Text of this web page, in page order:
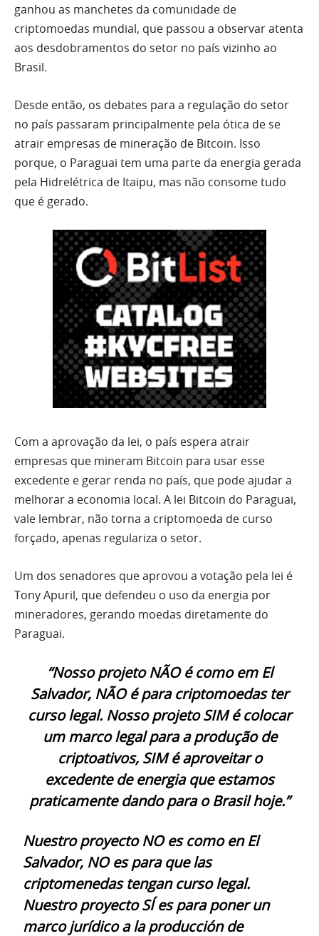
ganhou as manchetes da comunidade de
criptomoedas mundial, que passou a observar atenta
aos desdobramentos do setor no país vizinho ao
Brasil.
Desde então, os debates para a regulação do setor
no país passaram principalmente pela ótica de se
atrair empresas de mineração de Bitcoin. Isso
porque, o Paraguai tem uma parte da energia gerada
pela Hidrelétrica de Itaipu, mas não consome tudo
que é gerado.
Com a aprovação da lei, o país espera atrair
empresas que mineram Bitcoin para usar esse
excedente e gerar renda no país, que pode ajudar a
melhorar a economia local. A lei Bitcoin do Paraguai,
vale lembrar, não torna a criptomoeda de curso
forçado, apenas regulariza o setor.
Um dos senadores que aprovou a votação pela lei é
Tony Apuril, que defendeu o uso da energia por
mineradores, gerando moedas diretamente do
Paraguai.
“Nosso projeto NÃO é como em El
Salvador, NÃO é para criptomoedas ter
curso legal. Nosso projeto SIM é colocar
um marco legal para a produção de
criptoativos, SIM é aproveitar o
excedente de energia que estamos
praticamente dando para o Brasil hoje.”
Nuestro proyecto NO es como en El
Salvador, NO es para que las
criptomenedas tengan curso legal.
Nuestro proyecto SÍ es para poner un
marco jurídico a la producción de